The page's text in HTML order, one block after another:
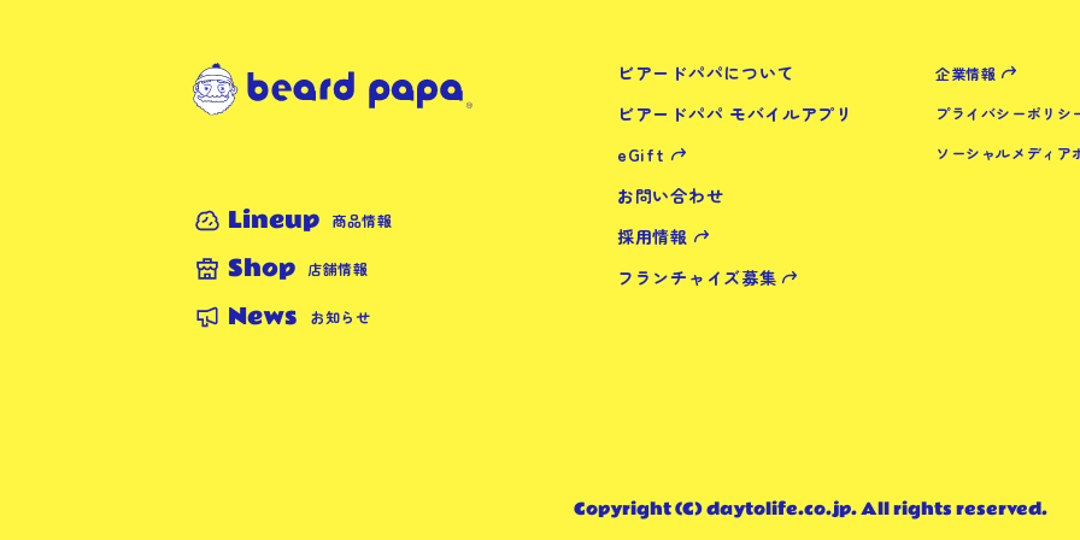
Lineup 商品情報
Shop 店舗情報
News お知らせ
ビアードパパについて
ビアードパパ モバイルアプリ
eGift
お問い合わせ
採用情報
フランチャイズ募集
企業情報
プライバシーポリシ
ソーシャルメディア
Copyright (C) daytolife.co.jp. All rights reserved.